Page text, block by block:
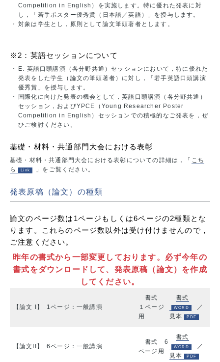
Competition in English）を実施します。特に優れた発表に対
し，「若手ポスター優秀賞（日本語／英語）」を授与します。
・ 対象は学生とし，原則として論文筆頭著者とします。
※2：英語セッションについて
・
E. 英語口頭講演（各分野共通）セッションにおいて，特に優れた
発表をした学生（論文の筆頭著者）に対し，「若手英語口頭講演
優秀賞」を授与します。
・
国際化に向けた発表の機会として，英語口頭講演（各分野共通）
セッション，およびYPCE（Young Researcher Poster
Competition in English）セッションでの積極的なご発表を，ぜ
ひご検討ください。
基礎・材料・共通部門大会における表彰
基礎・材料・共通部門大会における表彰についての詳細は，「 こち
ら
」をご覧ください。
発表原稿（論文）の種類
論文のページ数は1ページもしくは6ページの2種類とな
ります。
これらのページ数以外は受け付けませんので，
ご注意ください。
昨年の書式から一部変更しております。必ず今年の
書式をダウンロードして、発表原稿（論文）を作成
してください。
【論文 I】 1ページ：一般講演
書式
１ページ
用
書式
／
見本
【論文II】 6ページ：一般講演
書式 6
ページ用
書式
／
見本